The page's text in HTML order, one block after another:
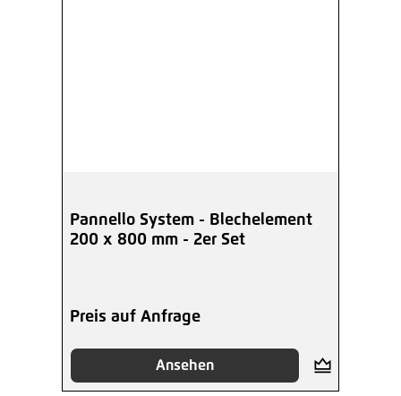
Pannello System - Blechelement
200 x 800 mm - 2er Set
Preis auf Anfrage
Ansehen